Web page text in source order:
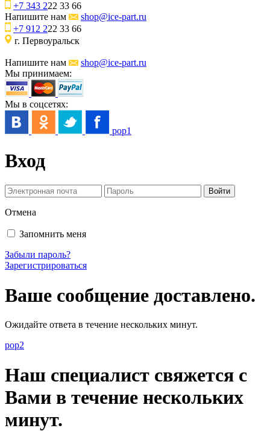
+7 343 222 33 66
Напишите нам
shop@ice-part.ru
+7 912 222 33 66
г. Первоуральск
Напишите нам
shop@ice-part.ru
Мы принимаем:
Мы в соцсетях:
pop1
Вход
Отмена
Запомнить меня
Забыли пароль?
Зарегистрироваться
Ваше сообщение доставлено.
Ожидайте ответа в течение нескольких минут.
pop2
Наш специалист свяжется с
Вами в течение нескольких
минут.